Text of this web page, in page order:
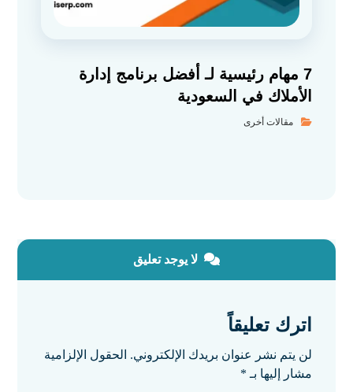
7 مهام رئيسية لـ أفضل برنامج إدارة
الأملاك في السعودية
مقالات أخرى
لا يوجد تعليق
اترك تعليقاً
لن يتم نشر عنوان بريدك الإلكتروني. الحقول الإلزامية
مشار إليها بـ *